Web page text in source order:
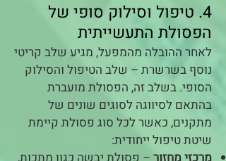
4. טיפול וסילוק סופי של
הפסולת התעשייתית
לאחר ההובלה מהמפעל, מגיע שלב קריטי
נוסף בשרשרת – שלב הטיפול והסילוק
הסופי. בשלב זה, הפסולת מועברת
בהתאם לסיווגה לסוגים שונים של
מתקנים, כאשר לכל סוג פסולת קיימת
שיטת טיפול ייחודית:​